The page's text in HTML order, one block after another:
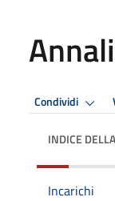
Condividi
INDICE
Incarichi